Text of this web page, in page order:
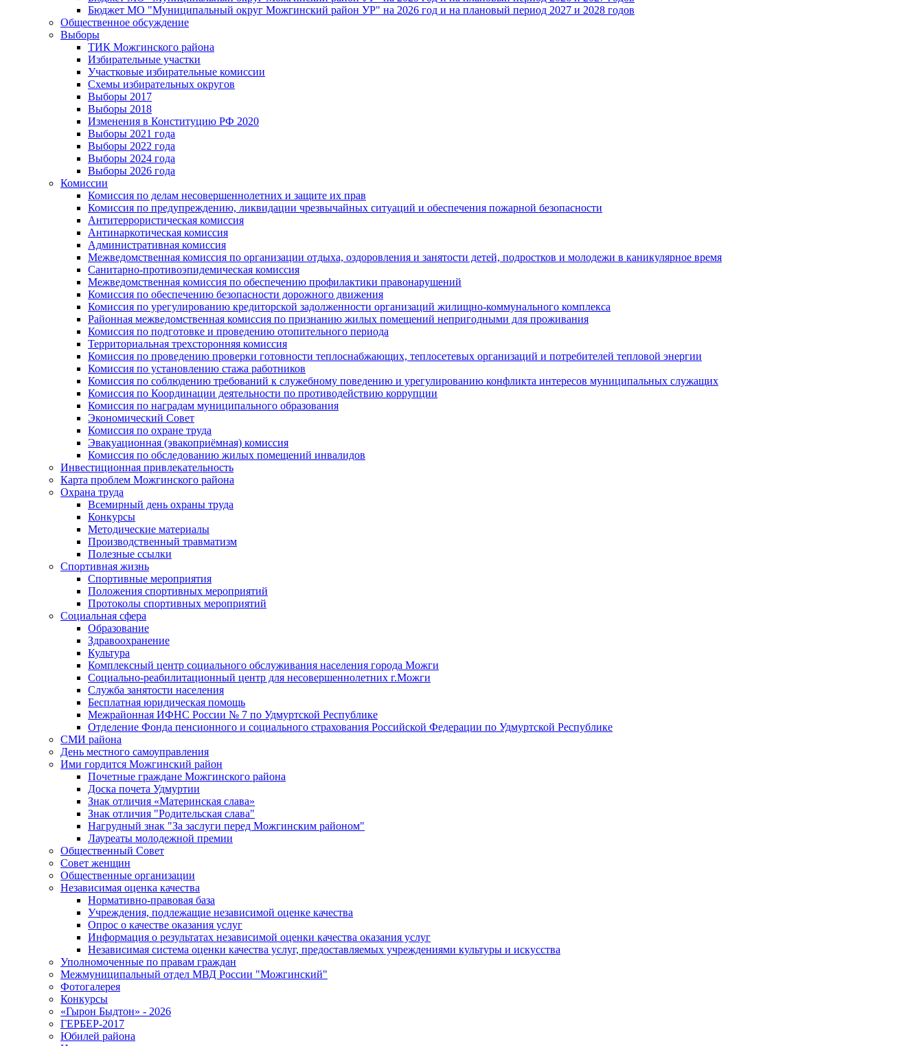
Бюджет МО "Муниципальный округ Можгинский район УР" на 2026 год и на плановый период 2027 и 2028 годов
Общественное обсуждение
Выборы
ТИК Можгинского района
Избирательные участки
Участковые избирательные комиссии
Схемы избирательных округов
Выборы 2017
Выборы 2018
Изменения в Конституцию РФ 2020
Выборы 2021 года
Выборы 2022 года
Выборы 2024 года
Выборы 2026 года
Комиссии
Комиссия по делам несовершеннолетних и защите их прав
Комиссия по предупреждению, ликвидации чрезвычайных ситуаций и обеспечения пожарной безопасности
Антитеррористическая комиссия
Антинаркотическая комиссия
Административная комиссия
Межведомственная комиссия по организации отдыха, оздоровления и занятости детей, подростков и молодежи в каникулярное время
Санитарно-противоэпидемическая комиссия
Межведомственная комиссия по обеспечению профилактики правонарушений
Комиссия по обеспечению безопасности дорожного движения
Комиссия по урегулированию кредиторской задолженности организаций жилищно-коммунального комплекса
Районная межведомственная комиссия по признанию жилых помещений непригодными для проживания
Комиссия по подготовке и проведению отопительного периода
Территориальная трехсторонняя комиссия
Комиссия по проведению проверки готовности теплоснабжающих, теплосетевых организаций и потребителей тепловой энергии
Комиссия по установлению стажа работников
Комиссия по соблюдению требований к служебному поведению и урегулированию конфликта интересов муниципальных служащих
Комиссия по Координации деятельности по противодействию коррупции
Комиссия по наградам муниципального образования
Экономический Совет
Комиссия по охране труда
Эвакуационная (эвакоприёмная) комиссия
Комиссия по обследованию жилых помещений инвалидов
Инвестиционная привлекательность
Карта проблем Можгинского района
Охрана труда
Всемирный день охраны труда
Конкурсы
Методические материалы
Производственный травматизм
Полезные ссылки
Спортивная жизнь
Спортивные мероприятия
Положения спортивных мероприятий
Протоколы спортивных мероприятий
Социальная сфера
Образование
Здравоохранение
Культура
Комплексный центр социального обслуживания населения города Можги
Социально-реабилитационный центр для несовершеннолетних г.Можги
Служба занятости населения
Бесплатная юридическая помощь
Межрайонная ИФНС России № 7 по Удмуртской Республике
Отделение Фонда пенсионного и социального страхования Российской Федерации по Удмуртской Республике
СМИ района
День местного самоуправления
Ими гордится Можгинский район
Почетные граждане Можгинского района
Доска почета Удмуртии
Знак отличия «Материнская слава»
Знак отличия "Родительская слава"
Нагрудный знак "За заслуги перед Можгинским районом"
Лауреаты молодежной премии
Общественный Совет
Совет женщин
Общественные организации
Независимая оценка качества
Нормативно-правовая база
Учреждения, подлежащие независимой оценке качества
Опрос о качестве оказания услуг
Информация о результатах независимой оценки качества оказания услуг
Независимая система оценки качества услуг, предоставляемых учреждениями культуры и искусства
Уполномоченные по правам граждан
Межмуниципальный отдел МВД России "Можгинский"
Фотогалерея
Конкурсы
«Гырон Быдтон» - 2026
ГЕРБЕР-2017
Юбилей района